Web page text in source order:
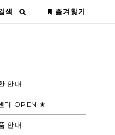
색 즐겨찾기
안내
터 OPEN ★
안내